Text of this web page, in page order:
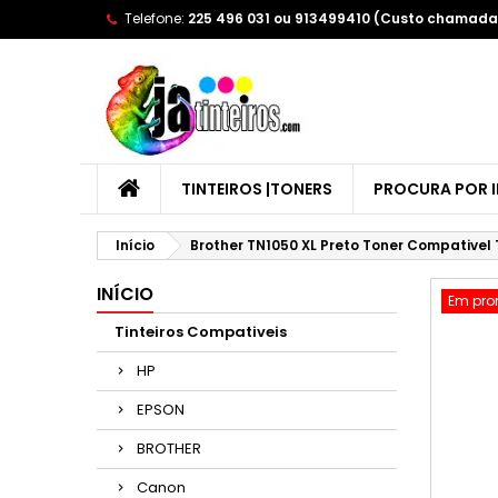
Telefone: 225 496 031 ou 913499410 (Custo
TINTEIROS |TONERS PROCURA POR
Início Brother TN1050 XL Preto Toner Compativel
INÍCIO
Tinteiros Compativeis
HP
EPSON
BROTHER
Canon
Em